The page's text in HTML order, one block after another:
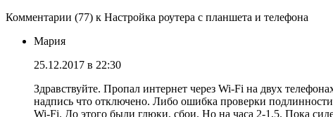
Комментарии (77) к Настройка роутера с планшета и телефона
Мария
25.12.2017 в 22:30
Здравствуйте. Пропал интернет через Wi-Fi на двух
надпись что отключено. Либо ошибка проверки
Wi-Fi. До этого были глюки, сбои. Но на часа 2-1,5. Пока